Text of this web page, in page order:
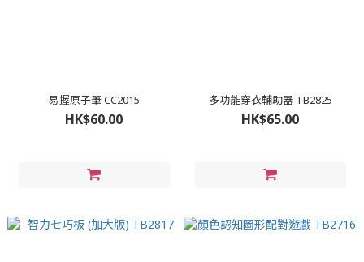
易握原子筆 CC2015
HK$60.00
多功能穿衣輔助器 TB2825
HK$65.00